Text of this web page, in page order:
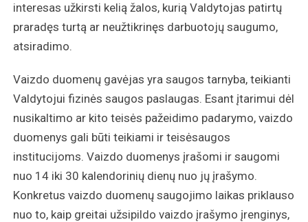
interesas užkirsti kelią žalos, kurią Valdytojas patirtų
praradęs turtą ar neužtikrinęs darbuotojų saugumo,
atsiradimo.
Vaizdo duomenų gavėjas yra saugos tarnyba, teikianti
Valdytojui fizinės saugos paslaugas. Esant įtarimui dėl
nusikaltimo ar kito teisės pažeidimo padarymo, vaizdo
duomenys gali būti teikiami ir teisėsaugos
institucijoms. Vaizdo duomenys įrašomi ir saugomi
nuo 14 iki 30 kalendorinių dienų nuo jų įrašymo.
Konkretus vaizdo duomenų saugojimo laikas priklauso
nuo to, kaip greitai užsipildo vaizdo įrašymo įrenginys,